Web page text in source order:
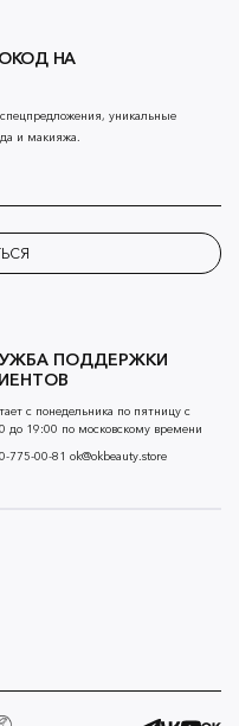
ПОДДЕРЖКИ
с понедельника по пятницу с
до 19:00 по московскому времени
775-00-81 ok@okbeauty.store
НА
уникальные
и макияжа.